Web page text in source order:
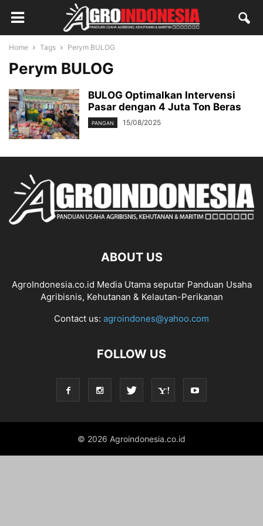
Home Tags Perym BULOG
Perym BULOG
BULOG Optimalkan Intervensi
Pasar dengan 4 Juta Ton Beras
PANGAN 15/08/2025
ABOUT US
AgroIndonesia.co.id Media Utama seputar Panduan Usaha
Agribisnis, Kehutanan & Kelautan-Perikanan
Contact us: agroindones@yahoo.com
FOLLOW US
© 2026 Agroindonesia.co.id